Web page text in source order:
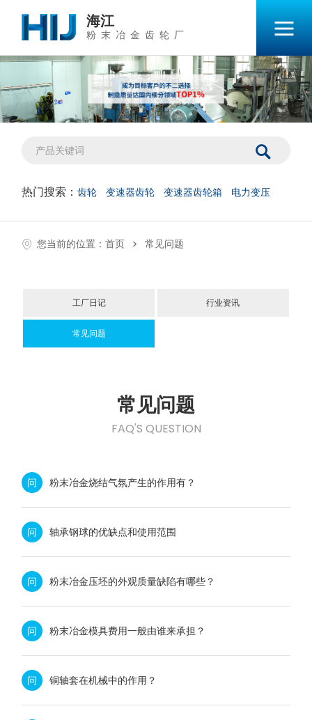
海江
粉末冶金齿轮厂
热门搜索：齿轮 变速器齿轮 变速器齿轮箱 电力变压
您当前的位置：首页 > 常见问题
工厂日记 行业资讯
常见问题
常见问题
FAQ'S QUESTION
问 粉末冶金烧结气氛产生的作用有？
问 轴承钢球的优缺点和使用范围
问 粉末冶金压坯的外观质量缺陷有哪些？
问 粉末冶金模具费用一般由谁来承担？
问 铜轴套在机械中的作用？